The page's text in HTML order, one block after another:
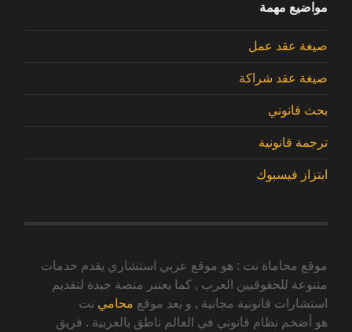
مواضيع مهمة
صيغة عقد عمل
صيغة عقد شراكة
بحث قانوني
ترجمة قانونية
ابتزاز فيسبوك
موقع محاماة نت : هو موقع عربي استشاري يقدم خدمات
متنوعة للحقوقيين العرب , كما يعتبر منصة جيدة لتقديم
استشارات قانونية مجانية , و يعد موقع محامي نت
هو أضخم نظام قانوني في العالم ناطق بالعربية . فريق